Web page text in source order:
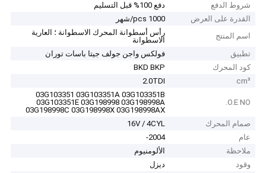
شروط الدفع
دفع 100% قبل التسليم
القدرة على العرض
1000 pcs/شهر
اسم المنتج
رأس أسطوانة المحرك الاسطوانة ؛ العارية
الاسطوانة
تطبيق
فولكس واجن جولف جيتا باسات توران
كود المحرك
BKD BKP
cm³
2.0TDI
O.E NO.
03G103351 03G103351A 03G103351B
03G103351E 03G198998 03G198998A
03G198998C 03G198998X 03G198998AX
صمام المحرك
16V / 4CYL
عام
2004-
ملاحظة
الألومنيوم
وقود
ديزل